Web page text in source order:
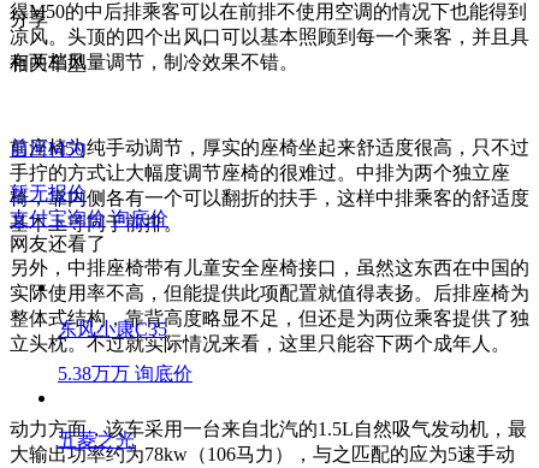
得M50的中后排乘客可以在前排不使用空调的情况下也能得到
凉风。头顶的四个出风口可以基本照顾到每一个乘客，并且具
有两档风量调节，制冷效果不错。
前座椅为纯手动调节，厚实的座椅坐起来舒适度很高，只不过
手拧的方式让大幅度调节座椅的很难过。中排为两个独立座
椅，靠内侧各有一个可以翻折的扶手，这样中排乘客的舒适度
基本上等同于前排。
另外，中排座椅带有儿童安全座椅接口，虽然这东西在中国的
实际使用率不高，但能提供此项配置就值得表扬。后排座椅为
整体式结构，靠背高度略显不足，但还是为两位乘客提供了独
立头枕。不过就实际情况来看，这里只能容下两个成年人。
动力方面，该车采用一台来自北汽的1.5L自然吸气发动机，最
大输出功率约为78kw（106马力），与之匹配的应为5速手动
分享
相关车型
昌河M50
暂无报价
支付宝询价 询底价
网友还看了
东风小康C35
5.38万万 询底价
五菱之光